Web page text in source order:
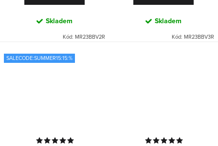
Skladem
Kód: MR23BBV2R
Skladem
Kód: MR23BBV3R
SALECODE:SUMMER15:15:%